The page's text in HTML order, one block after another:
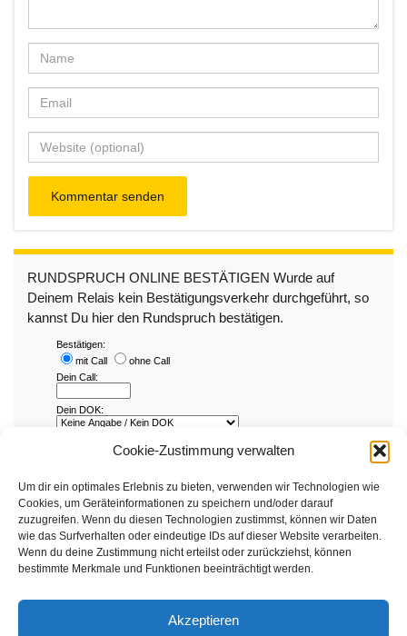
Cookie-Zustimmung verwalten
Um dir ein optimales Erlebnis zu bieten, verwenden wir Technologien wie
Cookies, um Geräteinformationen zu speichern und/oder darauf
zuzugreifen. Wenn du diesen Technologien zustimmst, können wir Daten
wie das Surfverhalten oder eindeutige IDs auf dieser Website verarbeiten.
Wenn du deine Zustimmung nicht erteilst oder zurückziehst, können
bestimmte Merkmale und Funktionen beeinträchtigt werden.
Akzeptieren
RUNDSPRUCH ONLINE BESTÄTIGEN Wurde auf
Deinem Relais kein Bestätigungsverkehr durchgeführt, so
kannst Du hier den Rundspruch bestätigen.